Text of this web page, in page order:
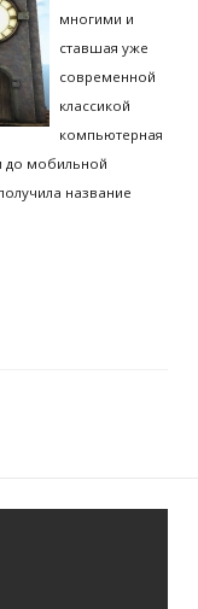
многими и
ставшая уже
современной
классикой
компьютерная
до мобильной
название